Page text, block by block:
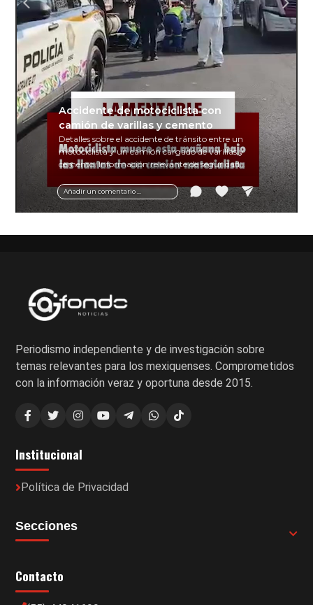
Añadir un comentario ...
Accidente de motociclista con
camión de varillas y cemento
Detalles sobre el accidente de tránsito entre un
motociclista y un camión cargado de varillas y
cemento. Información relevante de seguridad
vial y recomendaciones para motociclistas.
Periodismo independiente y de investigación sobre
temas relevantes para los mexiquenses. Comprometidos
con la información veraz y oportuna desde 2015.
Institucional
Política de Privacidad
Secciones
Contacto